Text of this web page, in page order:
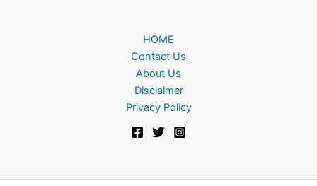
HOME
Contact Us
About Us
Disclaimer
Privacy Policy